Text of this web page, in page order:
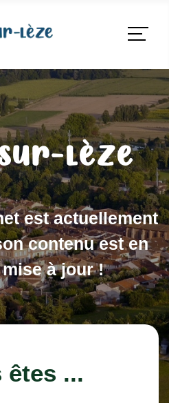
Lèze
est actuellement
contenu est en
à jour !
êtes ...